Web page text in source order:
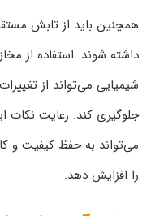
همچنین باید از تابش
داشته شوند. استفاده از
شیمیایی می‌تواند از
جلوگیری کند. رعایت نکات
می‌تواند به حفظ کیفیت و
را افزایش دهد.